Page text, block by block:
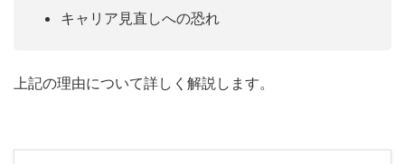
キャリア見直しへの恐れ
上記の理由について詳しく解説します。